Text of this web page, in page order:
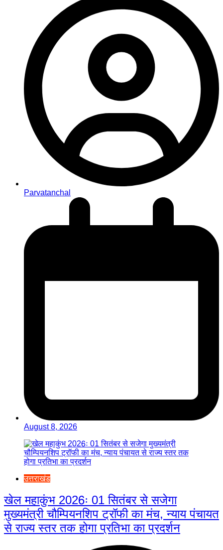
Parvatanchal
August 8, 2026
उत्तराखंड
खेल महाकुंभ 2026ः 01 सितंबर से सजेगा
मुख्यमंत्री चौम्पियनशिप ट्रॉफी का मंच, न्याय पंचायत
से राज्य स्तर तक होगा प्रतिभा का प्रदर्शन